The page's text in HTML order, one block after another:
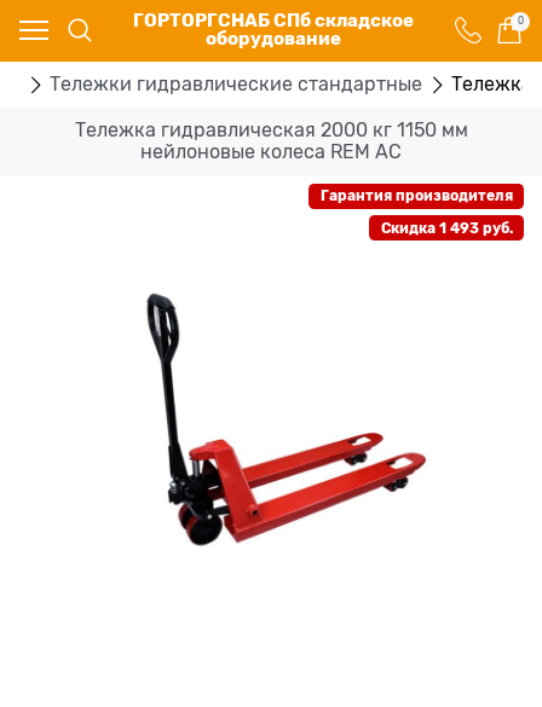
ГОРТОРГСНАБ СПб складское
оборудование
0
Тележки гидравлические стандартные Тележка
Тележка гидравлическая 2000 кг 1150 мм
нейлоновые колеса REM AC
Гарантия производителя
Скидка 1 493 руб.